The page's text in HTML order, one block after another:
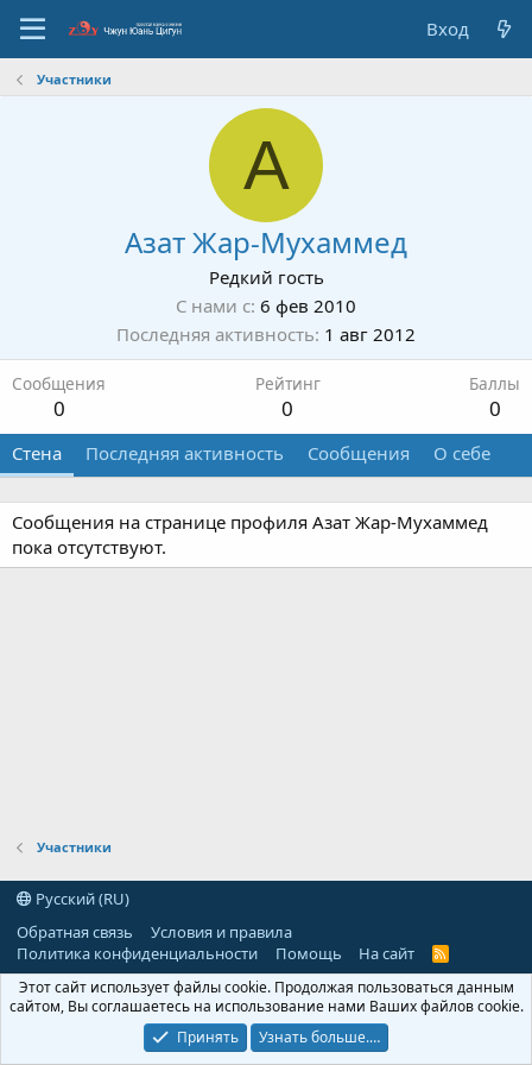
Вход
Участники
А
Азат Жар-Мухаммед
Редкий гость
С нами с 6 фев 2010
Последняя активность 1 авг 2012
Сообщения
0
Рейтинг
0
Баллы
0
Стена Последняя активность Сообщения О себе
Сообщения на странице профиля Азат Жар-Мухаммед
пока отсутствуют.
Участники
Русский (RU)
Обратная связь
Условия и правила
Политика конфиденциальности
Помощь На сайт
R
S
Этот сайт использует файлы cookie. Продолжая пользоваться данным
сайтом, Вы соглашаетесь на использование нами Ваших файлов cookie.
Принять
Узнать больше.…